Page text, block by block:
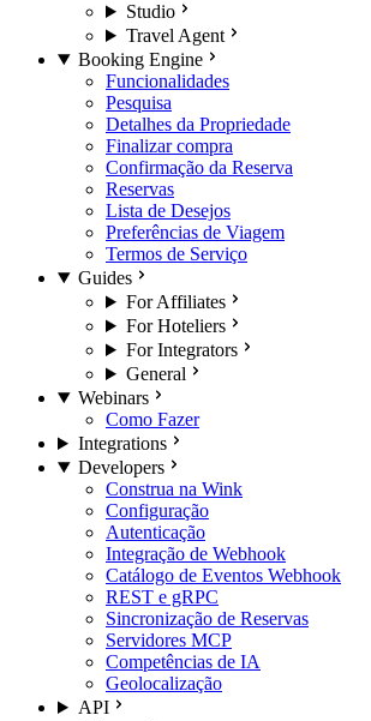
Studio
Travel Agent
Booking Engine
Funcionalidades
Pesquisa
Detalhes da Propriedade
Finalizar compra
Confirmação da Reserva
Reservas
Lista de Desejos
Preferências de Viagem
Termos de Serviço
Guides
For Affiliates
For Hoteliers
For Integrators
General
Webinars
Como Fazer
Integrations
Developers
Construa na Wink
Configuração
Autenticação
Integração de Webhook
Catálogo de Eventos Webhook
REST e gRPC
Sincronização de Reservas
Servidores MCP
Competências de IA
Geolocalização
API